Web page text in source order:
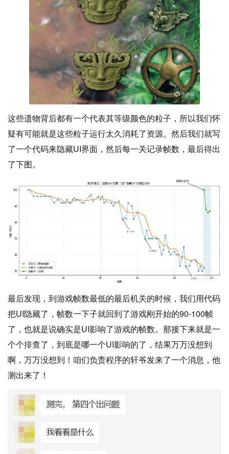
这些遗物背后都有一个代表其等级颜色的粒子，所以我们怀
疑有可能就是这些粒子运行太久消耗了资源。然后我们就写
了一个代码来隐藏UI界面，然后每一关记录帧数，最后得出
了下图。
最后发现，到游戏帧数最低的最后机关的时候，我们用代码
把UI隐藏了，帧数一下子就回到了游戏刚开始的90-100帧
了，也就是说确实是UI影响了游戏的帧数。那接下来就是一
个个排查了，到底是哪一个UI影响的了，结果万万没想到
啊，万万没想到！咱们负责程序的轩爷发来了一个消息，他
测出来了！